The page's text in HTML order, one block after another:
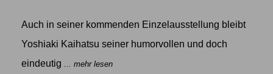
Auch in seiner kommenden Einzelausstellung bleibt
Yoshiaki Kaihatsu seiner humorvollen und doch
eindeutig ... mehr lesen